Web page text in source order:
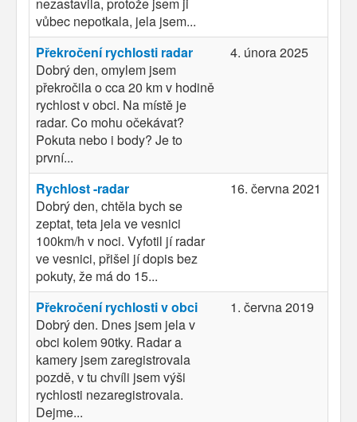
vůbec nepotkala, jela jsem...
Překročení rychlosti radar
Dobrý den, omylem jsem
překročila o cca 20 km v hodině
rychlost v obci. Na místě je
radar. Co mohu očekávat?
Pokuta nebo i body? Je to
první...
4. února 2025
Rychlost -radar
Dobrý den, chtěla bych se
zeptat, teta jela ve vesnici
100km/h v noci. Vyfotil jí radar
ve vesnici, přišel jí dopis bez
pokuty, že má do 15...
16. června 2021
Překročení rychlosti v obci
Dobrý den. Dnes jsem jela v
obci kolem 90tky. Radar a
kamery jsem zaregistrovala
pozdě, v tu chvíli jsem výši
rychlosti nezaregistrovala.
Dejme...
1. června 2019